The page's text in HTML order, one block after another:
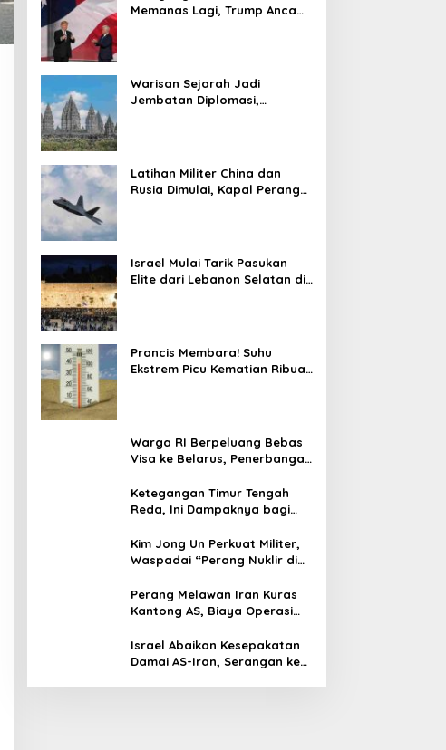
Memanas Lagi, Trump Ancam
Warisan Sejarah Jadi
Jembatan Diplomasi,
Latihan Militer China dan
Rusia Dimulai, Kapal Perang
Israel Mulai Tarik Pasukan
Elite dari Lebanon Selatan di
Prancis Membara! Suhu
Ekstrem Picu Kematian Ribuan
Warga RI Berpeluang Bebas
Visa ke Belarus, Penerbangan
Ketegangan Timur Tengah
Reda, Ini Dampaknya bagi
Kim Jong Un Perkuat Militer,
Waspadai “Perang Nuklir di
Perang Melawan Iran Kuras
Kantong AS, Biaya Operasi
Israel Abaikan Kesepakatan
Damai AS-Iran, Serangan ke